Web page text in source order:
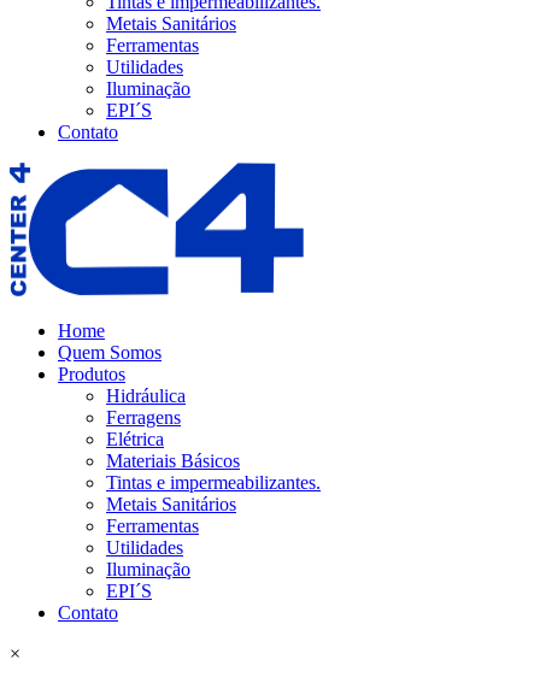
Metais Sanitários
Ferramentas
Utilidades
Iluminação
EPI´S
Contato
Home
Quem Somos
Produtos
Hidráulica
Ferragens
Elétrica
Materiais Básicos
Tintas e impermeabilizantes.
Metais Sanitários
Ferramentas
Utilidades
Iluminação
EPI´S
Contato
×